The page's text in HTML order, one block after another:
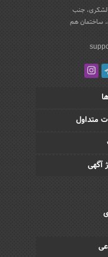
لشکری، جنب
ساختمان هم
متداول
آگهی